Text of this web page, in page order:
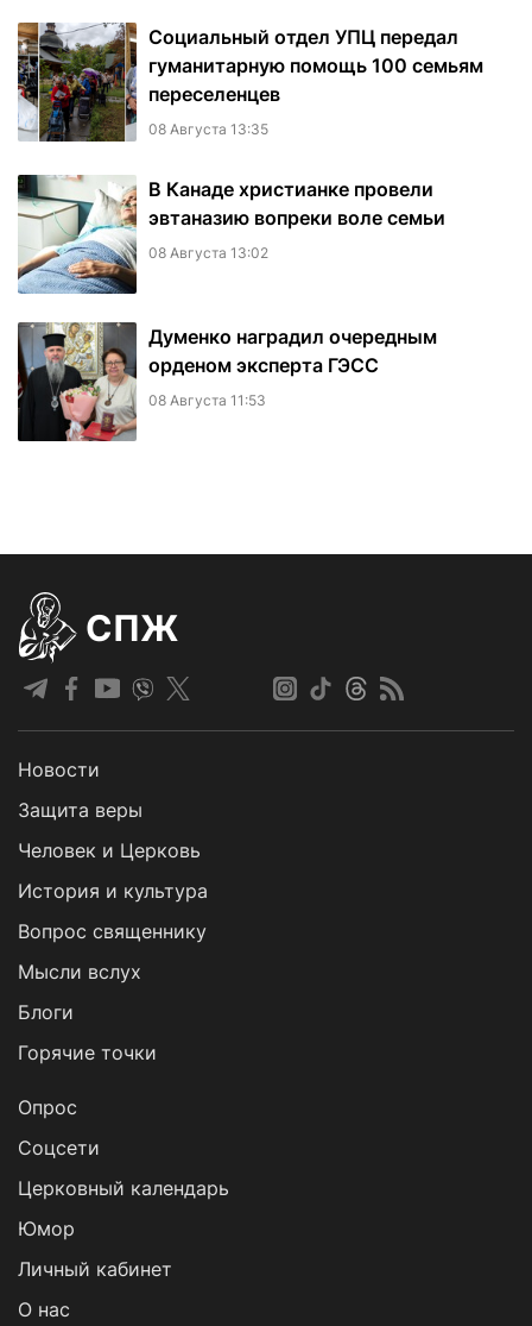
Социальный отдел УПЦ передал
гуманитарную помощь 100 семьям
переселенцев
08 Августа 13:35
В Канаде христианке провели
эвтаназию вопреки воле семьи
08 Августа 13:02
Думенко наградил очередным
орденом эксперта ГЭСС
08 Августа 11:53
СПЖ
Новости
Защита веры
Человек и Церковь
История и культура
Вопрос священнику
Мысли вслух
Блоги
Горячие точки
Опрос
Cоцсети
Церковный календарь
Юмор
Личный кабинет
О нас